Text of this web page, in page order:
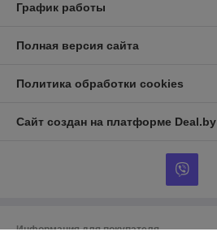
График работы
Полная версия сайта
Политика обработки cookies
Сайт создан на платформе Deal.by
Информация для покупателя